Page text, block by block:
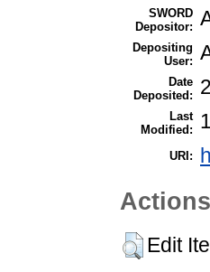
SWORD
Depositor:
Depositing
User:
Date
Deposited:
Last
Modified:
URI:
Edit